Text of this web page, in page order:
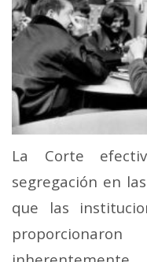
La Corte
segregación en
que las